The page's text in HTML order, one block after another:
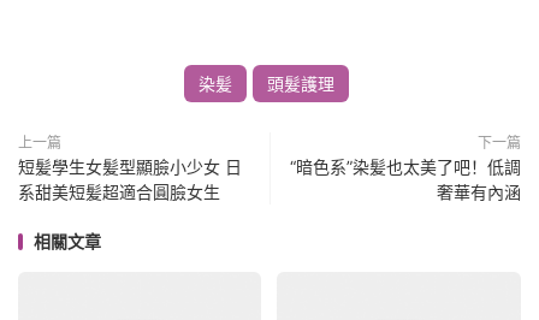
染髪 頭髮護理
上一篇
短髪學生女髪型顯臉小少女 日
系甜美短髪超適合圓臉女生
下一篇
“暗色系”染髪也太美了吧！低調
奢華有內涵
相關文章